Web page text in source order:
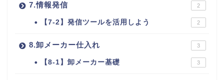
7.情報発信 2
【7-2】発信ツールを活用しよう 2
8.卸メーカー仕入れ 3
【8-1】卸メーカー基礎 3